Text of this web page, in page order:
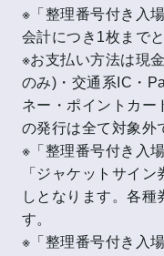
※「整理番号付き入
会計につき1枚まで
※お支払い方法は現
のみ)・交通系IC・
ネー・ポイントカー
の発行は全て対象外
※「整理番号付き入
「ジャケットサイ
しとなります。各種
す。
※「整理番号付き入